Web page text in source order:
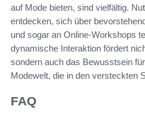
auf Mode bieten, sind vielfältig.
entdecken, sich über
und sogar an Online-Workshops
dynamische Interaktion fördert
sondern auch das Bewusstsein
Modewelt, die in den versteckten
FAQ